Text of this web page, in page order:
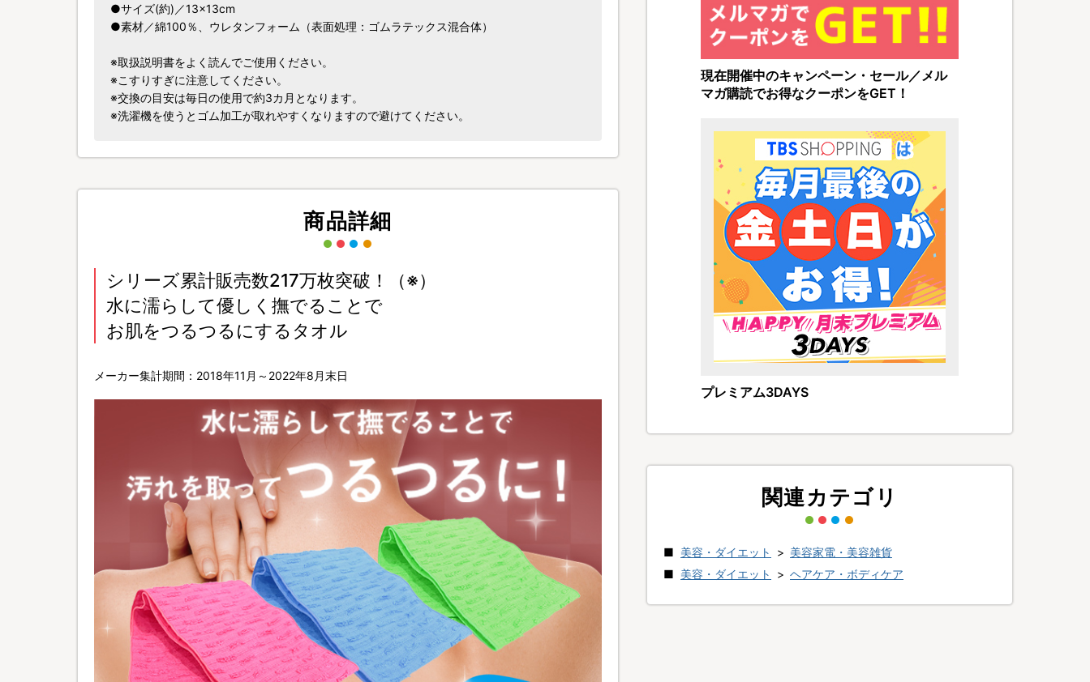
●サイズ(約)／13×13cm
●素材／綿100％、ウレタンフォーム（表面処理：ゴムラテックス混合体）
※取扱説明書をよく読んでご使用ください。
※こすりすぎに注意してください。
※交換の目安は毎日の使用で約3カ月となります。
※洗濯機を使うとゴム加工が取れやすくなりますので避けてください。
商品詳細
シリーズ累計販売数217万枚突破！（※）
水に濡らして優しく撫でることで
お肌をつるつるにするタオル
メーカー集計期間：2018年11月～2022年8月末日
現在開催中のキャンペーン・セール／メル
マガ購読でお得なクーポンをGET！
プレミアム3DAYS
関連カテゴリ
美容・ダイエット > 美容家電・美容雑貨
美容・ダイエット
> ヘアケア・ボディケア